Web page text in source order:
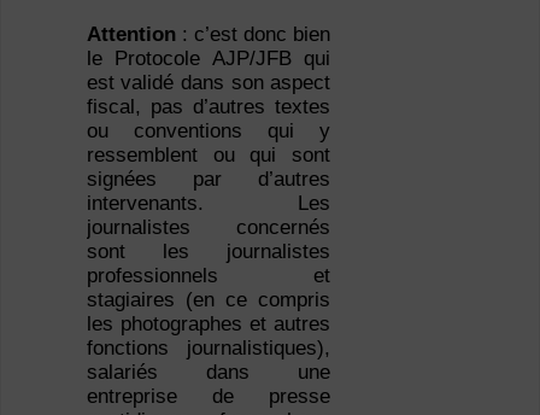
Attention: c’est donc bien
le Protocole AJP/JFB qui
est validé dans son aspect
fiscal, pas d’autres textes
ou conventions qui y
ressemblent ou qui sont
signées par d’autres
intervenants. Les
journalistes concernés
sont les journalistes
professionnels et
stagiaires (en ce compris
les photographes et autres
fonctions journalistiques),
salariés dans une
entreprise de presse